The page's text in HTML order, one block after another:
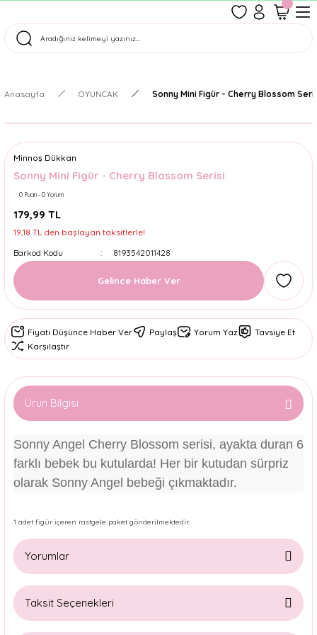
Tüm Siparişler Aynı Gün Kargoda!
Anasayfa OYUNCAK Sonny Mini Figür - Cherry Blossom
Minnoş Dükkan
Sonny Mini Figür - Cherry Blossom Serisi
0 Puan - 0 Yorum
179,99 TL
19,18 TL den başlayan taksitlerle!
Barkod Kodu
8193542011428
Gelince Haber Ver
Fiyatı Düşünce Haber Ver Paylaş Yorum Yaz
Tavsiye Et
Karşılaştır
Ürün Bilgisi
Sonny Angel Cherry Blossom serisi, ayakta duran 6
farklı bebek bu kutularda! Her bir kutudan sürpriz
olarak Sonny Angel bebeği çıkmaktadır.
1 adet figür içeren rastgele paket gönderilmektedir.
Yorumlar
Taksit Seçenekleri